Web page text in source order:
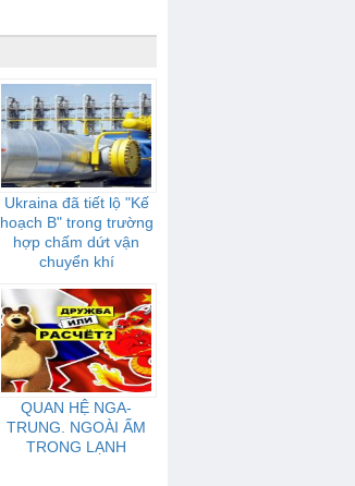
Ukraina đã tiết lộ "Kế
hoạch B" trong trường
hợp chấm dứt vận
chuyển khí
QUAN HỆ NGA-
TRUNG. NGOÀI ẤM
TRONG LẠNH